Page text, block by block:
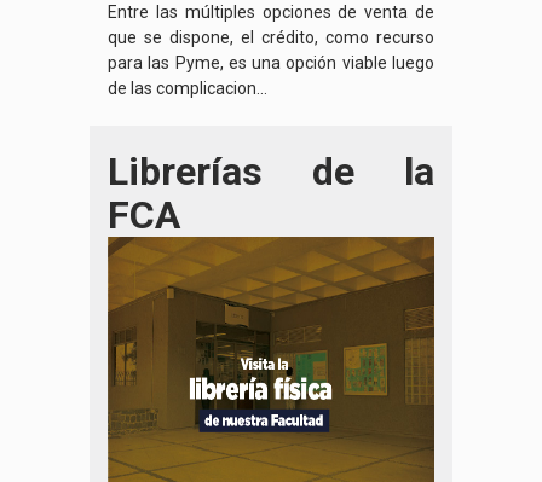
Entre las múltiples opciones de venta de
que se dispone, el crédito, como recurso
para las Pyme, es una opción viable luego
de las complicacion...
Librerías de la
FCA